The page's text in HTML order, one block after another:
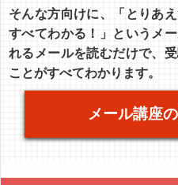
そんな方向けに、「とりあ
すべてわかる！」というメ
れるメールを読むだけで、
ことがすべてわかります。
メール講座